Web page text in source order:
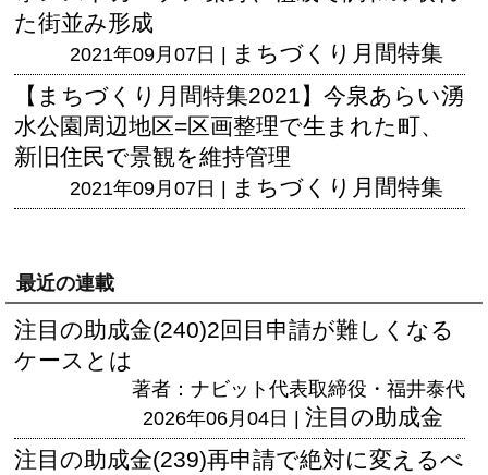
た街並み形成
2021年09月07日 | まちづくり月間特集
【まちづくり月間特集2021】今泉あらい湧
水公園周辺地区=区画整理で生まれた町、
新旧住民で景観を維持管理
2021年09月07日 | まちづくり月間特集
最近の連載
注目の助成金(240)2回目申請が難しくなる
ケースとは
著者：ナビット代表取締役・福井泰代
2026年06月04日 | 注目の助成金
注目の助成金(239)再申請で絶対に変えるべ